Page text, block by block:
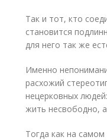
Так и тот, кто
становится
для него так же
Именно
расхожий
нецерковных
жить несвободно,
Тогда как на